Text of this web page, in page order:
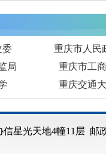
委
重庆市人民
局
重庆市工
重庆交通
星光天地4幢11层 邮